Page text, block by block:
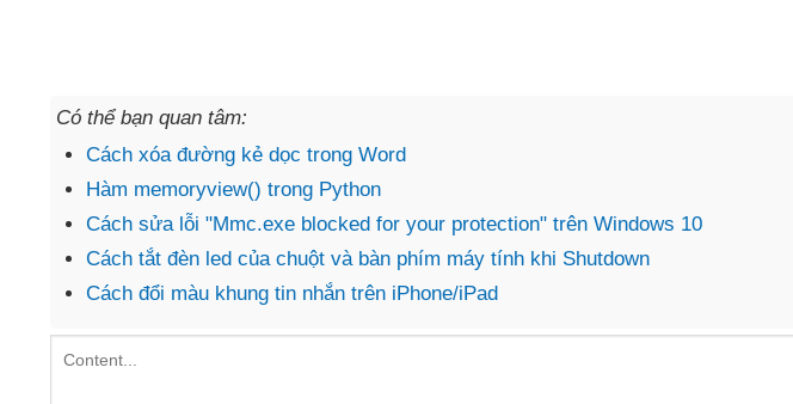
Có thể bạn quan tâm:
Cách xóa đường kẻ dọc trong Word
Hàm memoryview() trong Python
Cách sửa lỗi "Mmc.exe blocked for your protection" trên Windows 10
Cách tắt đèn led của chuột và bàn phím máy tính khi Shutdown
Cách đổi màu khung tin nhắn trên iPhone/iPad